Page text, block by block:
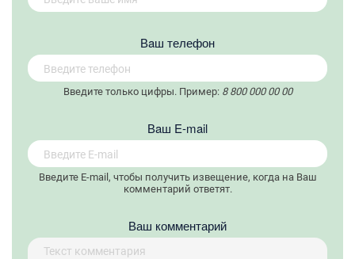
Вaш телефон
Введите только цифры. Пример: 8 800 000 00 00
Вaш E-mail
Введите E-mail, чтобы получить извещение, когда на Ваш
комментарий ответят.
Ваш комментарий